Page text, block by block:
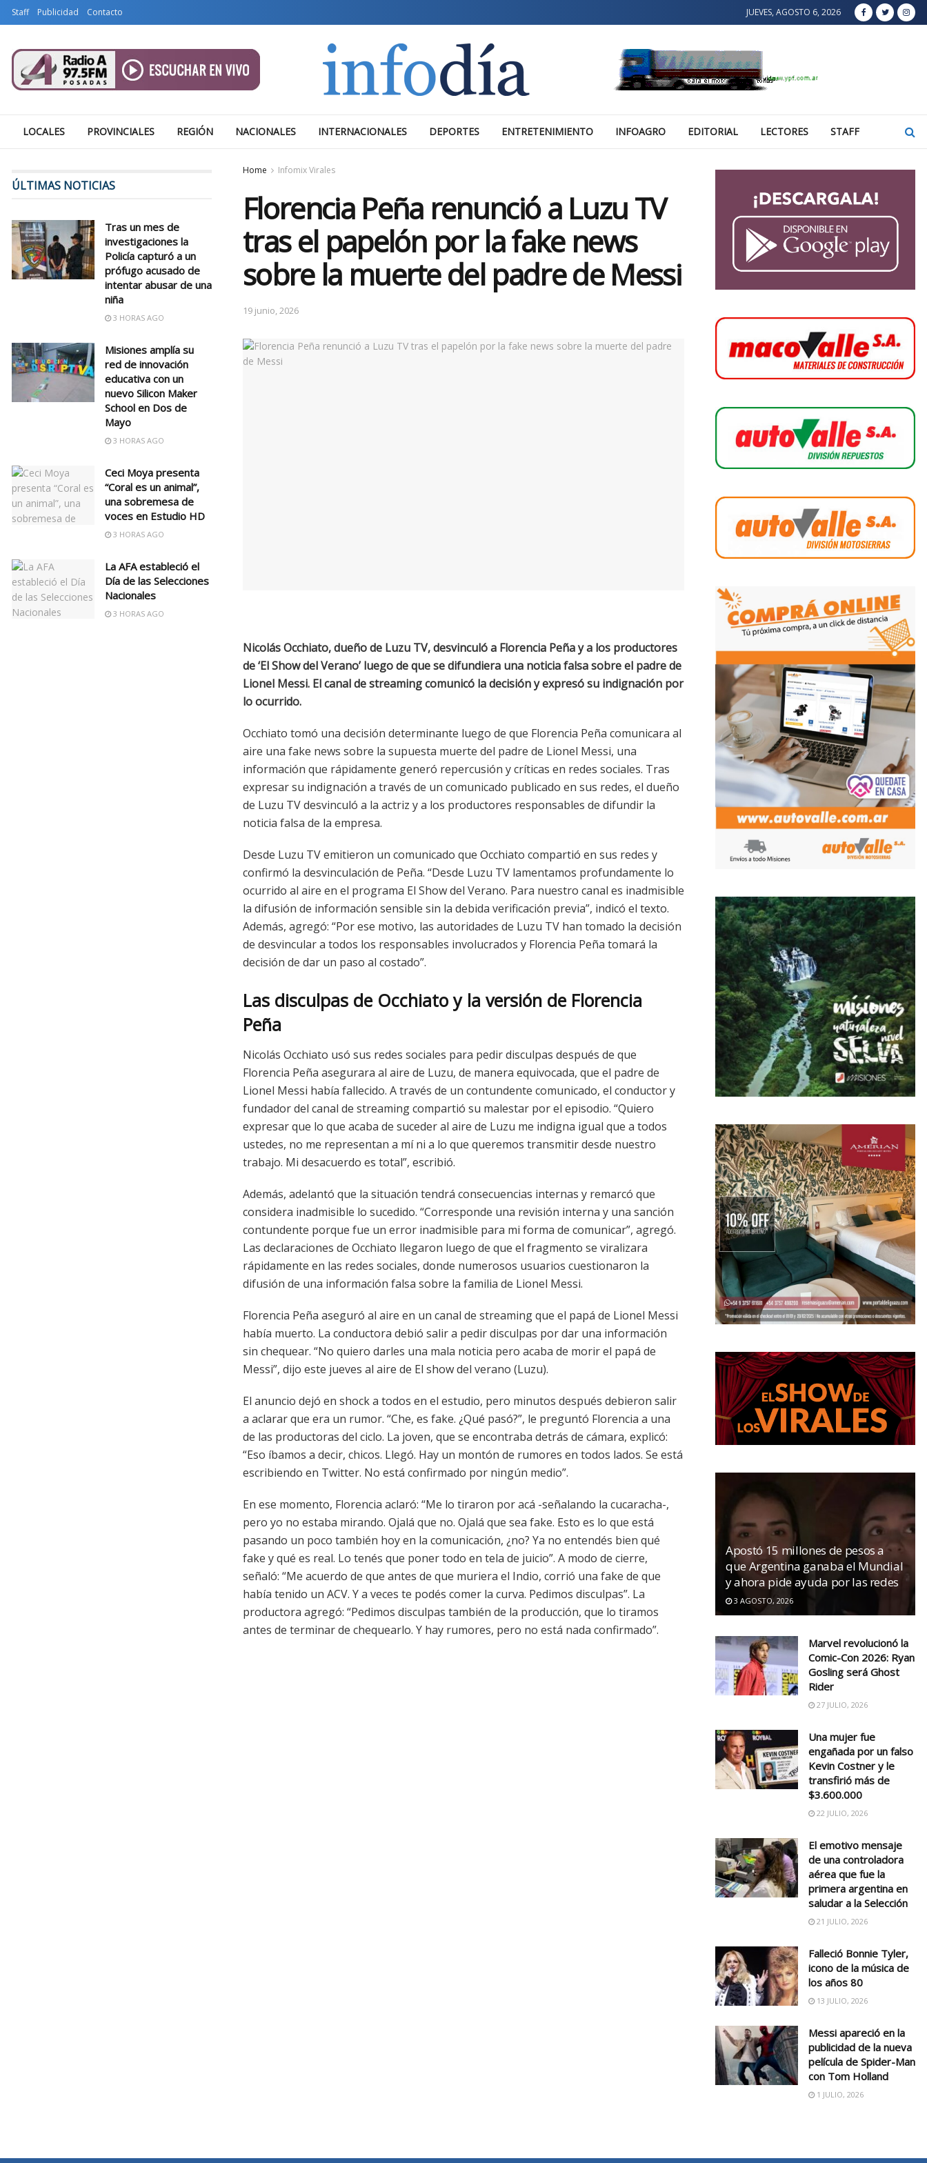
Staff Publicidad Contacto JUEVES, AGOSTO 6, 2026
LOCALES PROVINCIALES REGIÓN NACIONALES INTERNACIONALES DEPORTES ENTRETENIMIENTO INFOAGRO EDITORIAL LECTORES STAFF
Home Infomix Virales
Florencia Peña renunció a Luzu TV
tras el papelón por la fake news
sobre la muerte del padre de Messi
19 junio, 2026
Nicolás Occhiato, dueño de Luzu TV, desvinculó a Florencia Peña y a los productores
de ‘El Show del Verano’ luego de que se difundiera una noticia falsa sobre el padre de
Lionel Messi. El canal de streaming comunicó la decisión y expresó su indignación por
lo ocurrido.
Occhiato tomó una decisión determinante luego de que Florencia Peña comunicara al
aire una fake news sobre la supuesta muerte del padre de Lionel Messi, una
información que rápidamente generó repercusión y críticas en redes sociales. Tras
expresar su indignación a través de un comunicado publicado en sus redes, el dueño
de Luzu TV desvinculó a la actriz y a los productores responsables de difundir la
noticia falsa de la empresa.
Desde Luzu TV emitieron un comunicado que Occhiato compartió en sus redes y
confirmó la desvinculación de Peña. “Desde Luzu TV lamentamos profundamente lo
ocurrido al aire en el programa El Show del Verano. Para nuestro canal es inadmisible
la difusión de información sensible sin la debida verificación previa”, indicó el texto.
Además, agregó: “Por ese motivo, las autoridades de Luzu TV han tomado la decisión
de desvincular a todos los responsables involucrados y Florencia Peña tomará la
decisión de dar un paso al costado”.
Las disculpas de Occhiato y la versión de Florencia
Peña
Nicolás Occhiato usó sus redes sociales para pedir disculpas después de que
Florencia Peña asegurara al aire de Luzu, de manera equivocada, que el padre de
Lionel Messi había fallecido. A través de un contundente comunicado, el conductor y
fundador del canal de streaming compartió su malestar por el episodio. “Quiero
expresar que lo que acaba de suceder al aire de Luzu me indigna igual que a todos
ustedes, no me representan a mí ni a lo que queremos transmitir desde nuestro
trabajo. Mi desacuerdo es total”, escribió.
Además, adelantó que la situación tendrá consecuencias internas y remarcó que
considera inadmisible lo sucedido. “Corresponde una revisión interna y una sanción
contundente porque fue un error inadmisible para mi forma de comunicar”, agregó.
Las declaraciones de Occhiato llegaron luego de que el fragmento se viralizara
rápidamente en las redes sociales, donde numerosos usuarios cuestionaron la
difusión de una información falsa sobre la familia de Lionel Messi.
Florencia Peña aseguró al aire en un canal de streaming que el papá de Lionel Messi
había muerto. La conductora debió salir a pedir disculpas por dar una información
sin chequear. “No quiero darles una mala noticia pero acaba de morir el papá de
Messi”, dijo este jueves al aire de El show del verano (Luzu).
El anuncio dejó en shock a todos en el estudio, pero minutos después debieron salir
a aclarar que era un rumor. “Che, es fake. ¿Qué pasó?”, le preguntó Florencia a una
de las productoras del ciclo. La joven, que se encontraba detrás de cámara, explicó:
“Eso íbamos a decir, chicos. Llegó. Hay un montón de rumores en todos lados. Se está
escribiendo en Twitter. No está confirmado por ningún medio”.
En ese momento, Florencia aclaró: “Me lo tiraron por acá -señalando la cucaracha-,
pero yo no estaba mirando. Ojalá que no. Ojalá que sea fake. Esto es lo que está
pasando un poco también hoy en la comunicación, ¿no? Ya no entendés bien qué
fake y qué es real. Lo tenés que poner todo en tela de juicio”. A modo de cierre,
señaló: “Me acuerdo de que antes de que muriera el Indio, corrió una fake de que
había tenido un ACV. Y a veces te podés comer la curva. Pedimos disculpas”. La
productora agregó: “Pedimos disculpas también de la producción, que lo tiramos
antes de terminar de chequearlo. Y hay rumores, pero no está nada confirmado”.
ÚLTIMAS NOTICIAS
Tras un mes de
investigaciones la
Policía capturó a un
prófugo acusado de
intentar abusar de una
niña
3 HORAS AGO
Misiones amplía su
red de innovación
educativa con un
nuevo Silicon Maker
School en Dos de
Mayo
3 HORAS AGO
Ceci Moya presenta
“Coral es un animal”,
una sobremesa de
voces en Estudio HD
3 HORAS AGO
La AFA estableció el
Día de las Selecciones
Nacionales
3 HORAS AGO
Apostó 15 millones de pesos a
que Argentina ganaba el Mundial
y ahora pide ayuda por las redes
3 AGOSTO, 2026
Marvel revolucionó la
Comic-Con 2026: Ryan
Gosling será Ghost
Rider
27 JULIO, 2026
Una mujer fue
engañada por un falso
Kevin Costner y le
transfirió más de
$3.600.000
22 JULIO, 2026
El emotivo mensaje
de una controladora
aérea que fue la
primera argentina en
saludar a la Selección
21 JULIO, 2026
Falleció Bonnie Tyler,
icono de la música de
los años 80
13 JULIO, 2026
Messi apareció en la
publicidad de la nueva
película de Spider-Man
con Tom Holland
1 JULIO, 2026